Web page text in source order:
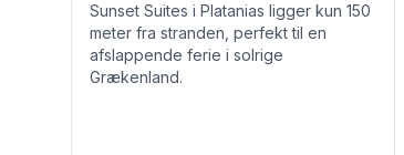
Sunset Suites i Platanias ligger kun 150
meter fra stranden, perfekt til en
afslappende ferie i solrige
Grækenland.